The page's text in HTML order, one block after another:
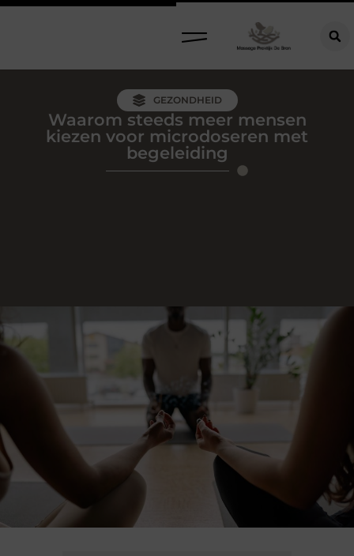
GEZONDHEID
Waarom steeds meer mensen
kiezen voor microdoseren met
begeleiding